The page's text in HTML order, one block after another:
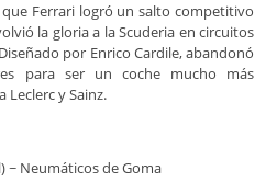
que Ferrari logró un salto competitivo
la gloria a la Scuderia en circuitos
por Enrico Cardile, abandonó
para ser un coche mucho más
Leclerc y Sainz.
~ Neumáticos de Goma